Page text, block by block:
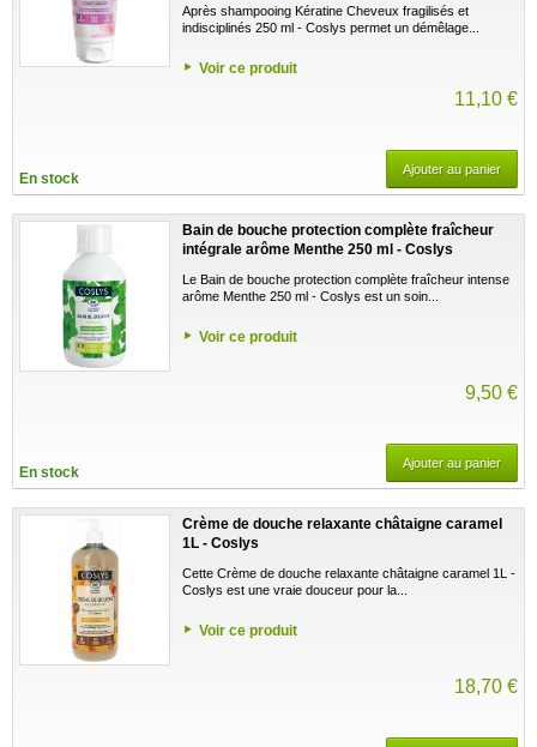
Après shampooing Kératine Cheveux fragilisés et
indisciplinés 250 ml - Coslys permet un démêlage...
Voir ce produit
11,10 €
En stock
Ajouter au panier
Bain de bouche protection complète fraîcheur
intégrale arôme Menthe 250 ml - Coslys
Le Bain de bouche protection complète fraîcheur intense
arôme Menthe 250 ml - Coslys est un soin...
Voir ce produit
9,50 €
En stock
Ajouter au panier
Crème de douche relaxante châtaigne caramel
1L - Coslys
Cette Crème de douche relaxante châtaigne caramel 1L -
Coslys est une vraie douceur pour la...
Voir ce produit
18,70 €